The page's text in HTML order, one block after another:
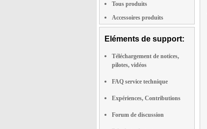
Tous produits
Accessoires produits
Eléments de support:
Téléchargement de notices,
pilotes, vidéos
FAQ service technique
Expériences, Contributions
Forum de discussion